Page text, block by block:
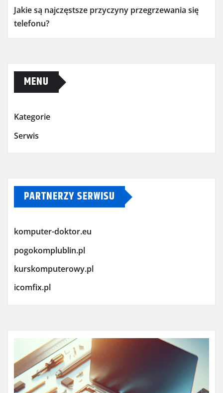
Jakie są najczęstsze przyczyny przegrzewania się
telefonu?
MENU
Kategorie
Serwis
PARTNERZY SERWISU
komputer-doktor.eu
pogokomplublin.pl
kurskomputerowy.pl
icomfix.pl